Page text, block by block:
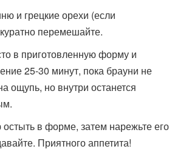
и грецкие орехи (если
перемешайте.
в приготовленную форму и
25-30 минут, пока брауни не
ощупь, но внутри останется
в форме, затем нарежьте его
Приятного аппетита!